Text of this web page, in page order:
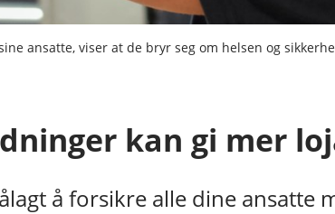
ansatte, viser at de bryr seg om helsen og
kan gi mer
å forsikre alle dine ansatte